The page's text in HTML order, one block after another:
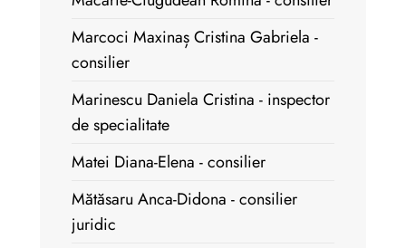
Marcoci Maxinaș Cristina Gabriela -
consilier
Marinescu Daniela Cristina - inspector
de specialitate
Matei Diana-Elena - consilier
Mătăsaru Anca-Didona - consilier
juridic